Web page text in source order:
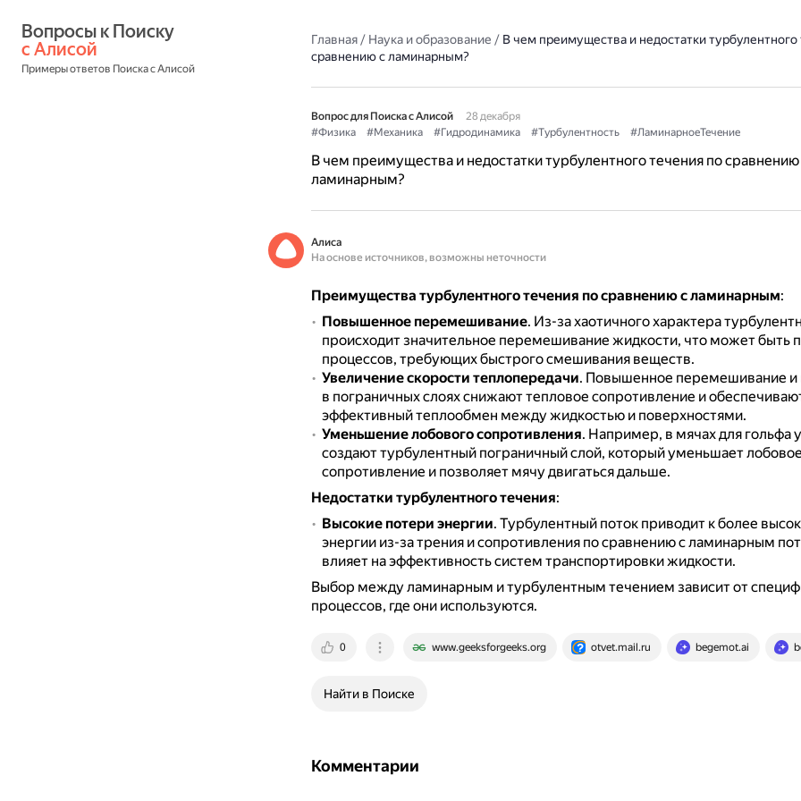
с Алисой
Примеры ответов Поиска с Алисой
Главная/ Наука и образование / В чем преимущества и недостатки турбулентного
сравнению с ламинарным?
Вопрос для Поиска с Алисой
28 декабря
#Физика
#Механика #Гидродинамика #Турбулентность #ЛаминарноеТечение
В чем преимущества и недостатки турбулентного течения по сравнению
ламинарным?
Алиса
На основе источников, возможны неточности
Преимущества турбулентного течения по сравнению с ламинарным:
Повышенное перемешивание. Из-за хаотичного характера
происходит значительное перемешивание жидкости, что может быть
процессов, требующих быстрого смешивания веществ.
Увеличение скорости теплопередачи. Повышенное перемешивание
в пограничных слоях снижают тепловое сопротивление и
эффективный теплообмен между жидкостью и поверхностями.
Уменьшение лобового сопротивления. Например, в мячах для гольфа
создают турбулентный пограничный слой, который уменьшает лобовое
сопротивление и позволяет мячу двигаться дальше.
Недостатки турбулентного течения:
Высокие потери энергии. Турбулентный поток приводит к более
энергии из-за трения и сопротивления по сравнению с ламинарным
влияет на эффективность систем транспортировки жидкости.
Выбор между ламинарным и турбулентным течением зависит от
процессов, где они используются.
0 www.geeksforgeeks.org otvet.mail.ru begemot.ai
Найти в Поиске
Комментарии